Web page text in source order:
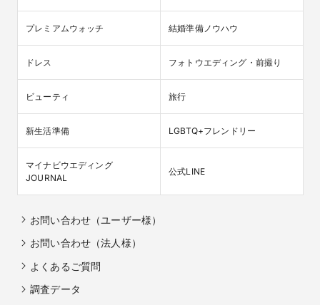
プレミアムウォッチ 結婚準備ノウハウ
ドレス フォトウエディング・前撮り
ビューティ 旅行
新生活準備 LGBTQ+フレンドリー
マイナビウエディング
JOURNAL
公式LINE
お問い合わせ（ユーザー様）
お問い合わせ（法人様）
よくあるご質問
調査データ